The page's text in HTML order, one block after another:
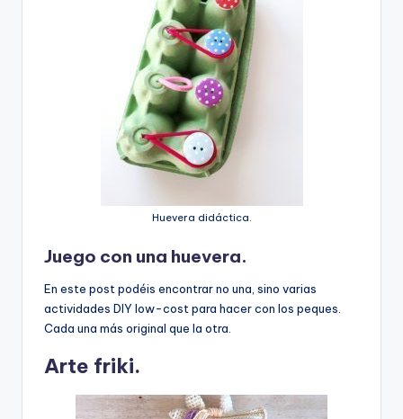
Huevera didáctica.
Juego con una huevera.
En este post podéis encontrar no una, sino varias
actividades DIY low-cost para hacer con los peques.
Cada una más original que la otra.
Arte friki.